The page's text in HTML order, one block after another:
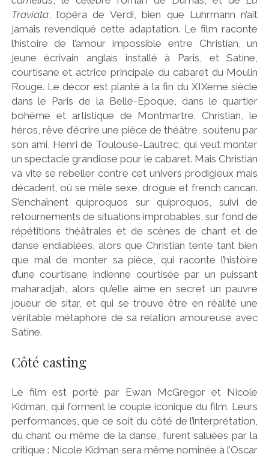
Traviata, l’opéra de Verdi, bien que Luhrmann n’ait
jamais revendiqué cette adaptation. Le film raconte
l’histoire de l’amour impossible entre Christian, un
jeune écrivain anglais installé à Paris, et Satine,
courtisane et actrice principale du cabaret du Moulin
Rouge. Le décor est planté à la fin du XIXème siècle
dans le Paris de la Belle-Epoque, dans le quartier
bohème et artistique de Montmartre. Christian, le
héros, rêve d’écrire une pièce de théâtre, soutenu par
son ami, Henri de Toulouse-Lautrec, qui veut monter
un spectacle grandiose pour le cabaret. Mais Christian
va vite se rebeller contre cet univers prodigieux mais
décadent, où se mêle sexe, drogue et french cancan.
S’enchaînent quiproquos sur quiproquos, suivi de
retournements de situations improbables, sur fond de
répétitions théâtrales et de scènes de chant et de
danse endiablées, alors que Christian tente tant bien
que mal de monter sa pièce, qui raconte l’histoire
d’une courtisane indienne courtisée par un puissant
maharadjah, alors qu’elle aime en secret un pauvre
joueur de sitar, et qui se trouve être en réalité une
véritable métaphore de sa relation amoureuse avec
Satine.
Côté casting
Le film est porté par Ewan McGregor et Nicole
Kidman, qui forment le couple iconique du film. Leurs
performances, que ce soit du côté de l’interprétation,
du chant ou même de la danse, furent saluées par la
critique : Nicole Kidman sera même nominée à l’Oscar